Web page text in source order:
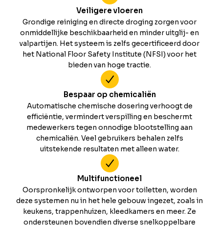
Veiligere vloeren
Grondige reiniging en directe droging zorgen voor
onmiddellijke beschikbaarheid en minder uitglij- en
valpartijen. Het systeem is zelfs gecertificeerd door
het National Floor Safety Institute (NFSI) voor het
bieden van hoge tractie.
Bespaar op chemicaliën
Automatische chemische dosering verhoogt de
efficiëntie, vermindert verspilling en beschermt
medewerkers tegen onnodige blootstelling aan
chemicaliën. Veel gebruikers behalen zelfs
uitstekende resultaten met alleen water.
Multifunctioneel
Oorspronkelijk ontworpen voor toiletten, worden
deze systemen nu in het hele gebouw ingezet, zoals in
keukens, trappenhuizen, kleedkamers en meer. Ze
ondersteunen bovendien diverse snelkoppelbare